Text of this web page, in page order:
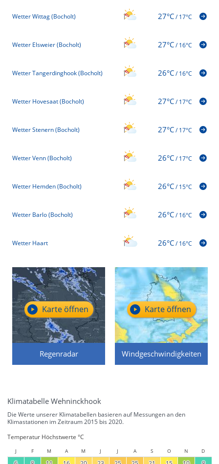
Wetter Wittag (Bocholt) 27°C/17°C
Wetter Elsweier (Bocholt) 27°C/16°C
Wetter Tangerdinghook (Bocholt) 26°C/16°C
Wetter Hovesaat (Bocholt) 27°C/17°C
Wetter Stenern (Bocholt) 27°C/17°C
Wetter Venn (Bocholt) 26°C/17°C
Wetter Hemden (Bocholt) 26°C/15°C
Wetter Barlo (Bocholt) 26°C/16°C
Wetter Haart 26°C/16°C
Regenradar
Karte öffnen
Windgeschwindigkeiten
Karte öffnen
Klimatabelle Wehninckhook
Die Werte unserer Klimatabellen basieren auf Messungen an den
Klimastationen im Zeitraum 2015 bis 2020.
Temperatur Höchstwerte °C
J F M A M J J A S O N D